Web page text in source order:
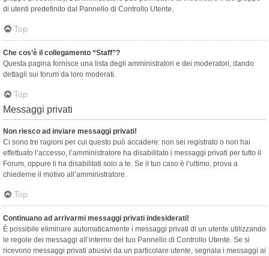
di utenti predefinito dal Pannello di Controllo Utente.
Top
Che cos’è il collegamento “Staff”?
Questa pagina fornisce una lista degli amministratori e dei moderatori, dando
dettagli sui forum da loro moderati.
Top
Messaggi privati
Non riesco ad inviare messaggi privati!
Ci sono tre ragioni per cui questo può accadere: non sei registrato o non hai
effettuato l’accesso, l’amministratore ha disabilitato i messaggi privati per tutto il
Forum, oppure li ha disabilitati solo a te. Se il tuo caso è l’ultimo, prova a
chiederne il motivo all’amministratore.
Top
Continuano ad arrivarmi messaggi privati indesiderati!
È possibile eliminare automaticamente i messaggi privati ​​di un utente utilizzando
le regole dei messaggi all’interno del tuo Pannello di Controllo Utente. Se si
ricevono messaggi privati ​​abusivi da un particolare utente, segnala i messaggi ai